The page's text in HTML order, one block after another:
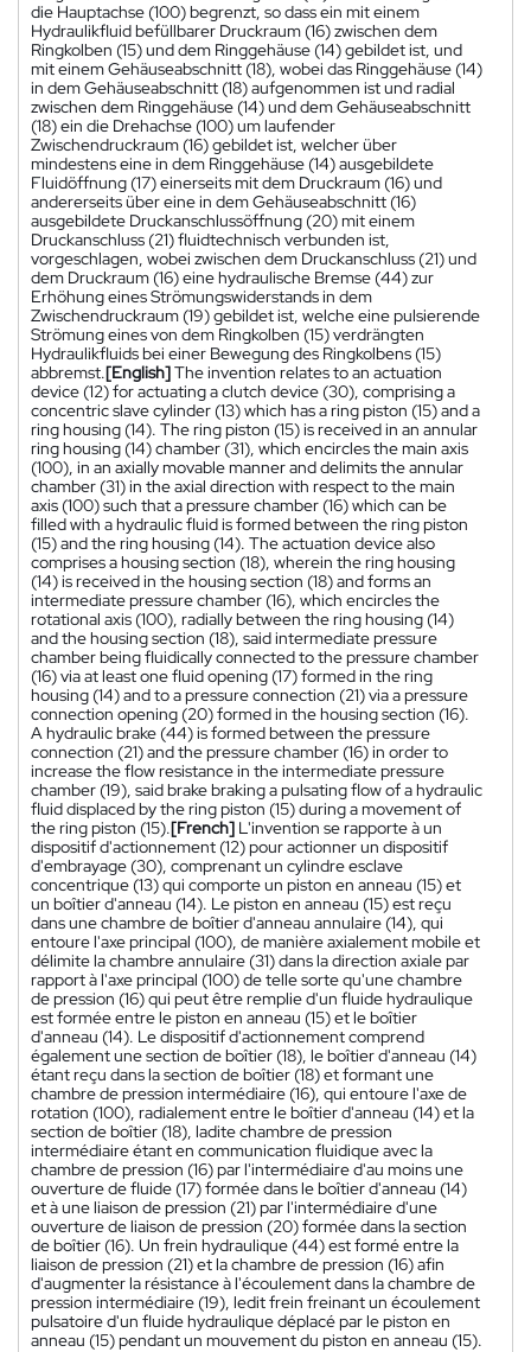
die Hauptachse (100) begrenzt, so dass ein mit einem
Hydraulikfluid befüllbarer Druckraum (16) zwischen dem
Ringkolben (15) und dem Ringgehäuse (14) gebildet ist, und
mit einem Gehäuseabschnitt (18), wobei das Ringgehäuse (14)
in dem Gehäuseabschnitt (18) aufgenommen ist und radial
zwischen dem Ringgehäuse (14) und dem Gehäuseabschnitt
(18) ein die Drehachse (100) um laufender
Zwischendruckraum (16) gebildet ist, welcher über
mindestens eine in dem Ringgehäuse (14) ausgebildete
Fluidöffnung (17) einerseits mit dem Druckraum (16) und
andererseits über eine in dem Gehäuseabschnitt (16)
ausgebildete Druckanschlussöffnung (20) mit einem
Druckanschluss (21) fluidtechnisch verbunden ist,
vorgeschlagen, wobei zwischen dem Druckanschluss (21) und
dem Druckraum (16) eine hydraulische Bremse (44) zur
Erhöhung eines Strömungswiderstands in dem
Zwischendruckraum (19) gebildet ist, welche eine pulsierende
Strömung eines von dem Ringkolben (15) verdrängten
Hydraulikfluids bei einer Bewegung des Ringkolbens (15)
abbremst.[English]The invention relates to an actuation
device (12) for actuating a clutch device (30), comprising a
concentric slave cylinder (13) which has a ring piston (15) and a
ring housing (14). The ring piston (15) is received in an annular
ring housing (14) chamber (31), which encircles the main axis
(100), in an axially movable manner and delimits the annular
chamber (31) in the axial direction with respect to the main
axis (100) such that a pressure chamber (16) which can be
filled with a hydraulic fluid is formed between the ring piston
(15) and the ring housing (14). The actuation device also
comprises a housing section (18), wherein the ring housing
(14) is received in the housing section (18) and forms an
intermediate pressure chamber (16), which encircles the
rotational axis (100), radially between the ring housing (14)
and the housing section (18), said intermediate pressure
chamber being fluidically connected to the pressure chamber
(16) via at least one fluid opening (17) formed in the ring
housing (14) and to a pressure connection (21) via a pressure
connection opening (20) formed in the housing section (16).
A hydraulic brake (44) is formed between the pressure
connection (21) and the pressure chamber (16) in order to
increase the flow resistance in the intermediate pressure
chamber (19), said brake braking a pulsating flow of a hydraulic
fluid displaced by the ring piston (15) during a movement of
the ring piston (15).[French] L'invention se rapporte à un
dispositif d'actionnement (12) pour actionner un dispositif
d'embrayage (30), comprenant un cylindre esclave
concentrique (13) qui comporte un piston en anneau (15) et
un boîtier d'anneau (14). Le piston en anneau (15) est reçu
dans une chambre de boîtier d'anneau annulaire (14), qui
entoure l'axe principal (100), de manière axialement mobile et
délimite la chambre annulaire (31) dans la direction axiale par
rapport à l'axe principal (100) de telle sorte qu'une chambre
de pression (16) qui peut être remplie d'un fluide hydraulique
est formée entre le piston en anneau (15) et le boîtier
d'anneau (14). Le dispositif d'actionnement comprend
également une section de boîtier (18), le boîtier d'anneau (14)
étant reçu dans la section de boîtier (18) et formant une
chambre de pression intermédiaire (16), qui entoure l'axe de
rotation (100), radialement entre le boîtier d'anneau (14) et la
section de boîtier (18), ladite chambre de pression
intermédiaire étant en communication fluidique avec la
chambre de pression (16) par l'intermédiaire d'au moins une
ouverture de fluide (17) formée dans le boîtier d'anneau (14)
et à une liaison de pression (21) par l'intermédiaire d'une
ouverture de liaison de pression (20) formée dans la section
de boîtier (16). Un frein hydraulique (44) est formé entre la
liaison de pression (21) et la chambre de pression (16) afin
d'augmenter la résistance à l'écoulement dans la chambre de
pression intermédiaire (19), ledit frein freinant un écoulement
pulsatoire d'un fluide hydraulique déplacé par le piston en
anneau (15) pendant un mouvement du piston en anneau (15).